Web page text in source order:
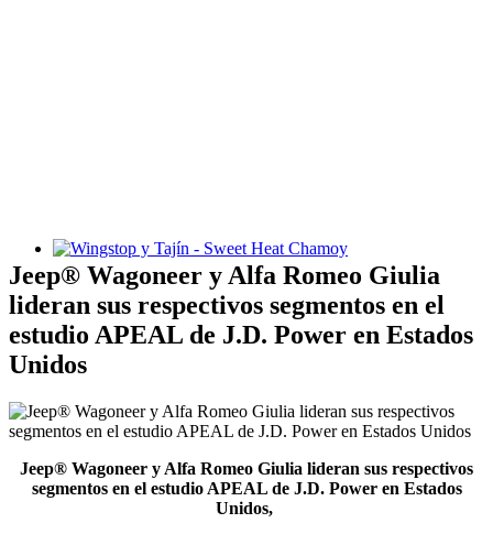
Wingstop y Tajín - Sweet Heat Chamoy
Jeep® Wagoneer y Alfa Romeo Giulia
lideran sus respectivos segmentos en el
estudio APEAL de J.D. Power en Estados
Unidos
Jeep® Wagoneer y Alfa Romeo Giulia lideran sus respectivos
segmentos en el estudio APEAL de J.D. Power en Estados
Unidos,